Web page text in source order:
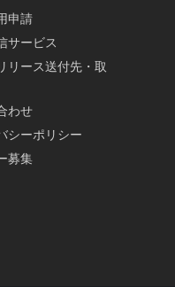
申請
サービス
リース送付先・取
わせ
シーポリシー
募集